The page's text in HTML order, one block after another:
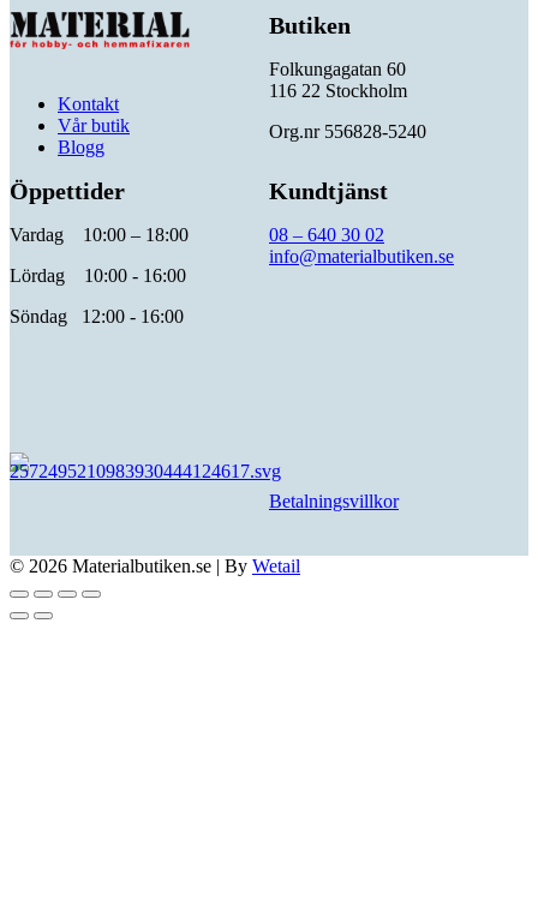
Kontakt
Vår butik
Blogg
Butiken
Folkungagatan 60
116 22 Stockholm
Org.nr 556828-5240
Öppettider
Vardag 10:00 – 18:00
Lördag 10:00 - 16:00
Söndag 12:00 - 16:00
Kundtjänst
08 – 640 30 02
info@materialbutiken.se
Betalningsvillkor
© 2026 Materialbutiken.se | By Wetail